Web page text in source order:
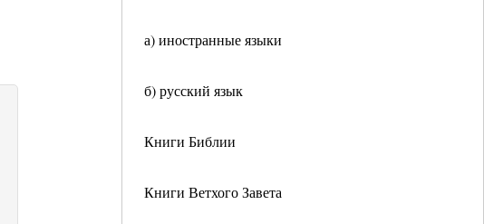
а) иностранные языки
б) русский язык
Книги Библии
Книги Ветхого Завета